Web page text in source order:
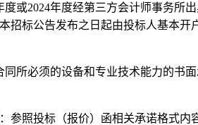
度或2024年度经第三方会计师事务所
招标公告发布之日起由投标人基本开
所必须的设备和专业技术能力的书
参照投标（报价）函相关承诺格式内